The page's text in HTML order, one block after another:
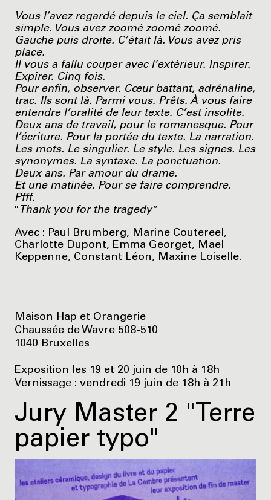
Vous l’avez regardé depuis le ciel. Ça semblait
simple. Vous avez zoomé zoomé zoomé.
Gauche puis droite. C’était là. Vous avez pris
place.
Il vous a fallu couper avec l’extérieur. Inspirer.
Expirer. Cinq fois.
Pour enfin, observer. Cœur battant, adrénaline,
trac. Ils sont là. Parmi vous. Prêts. À vous faire
entendre l’oralité de leur texte. C’est insolite.
Deux ans de travail, pour le romanesque. Pour
l’écriture. Pour la portée du texte. La narration.
Les mots. Le singulier. Le style. Les signes. Les
synonymes. La syntaxe. La ponctuation.
Deux ans. Par amour du drame.
Et une matinée. Pour se faire comprendre.
Pfff.
" Thank you for the tragedy"
Avec : Paul Brumberg, Marine Coutereel,
Charlotte Dupont, Emma Georget, Mael
Keppenne, Constant Léon, Maxine Loiselle.
Maison Hap et Orangerie
Chaussée de Wavre 508-510
1040 Bruxelles
Exposition les 19 et 20 juin de 10h à 18h
Vernissage : vendredi 19 juin de 18h à 21h
Jury Master 2 "Terre
papier typo"